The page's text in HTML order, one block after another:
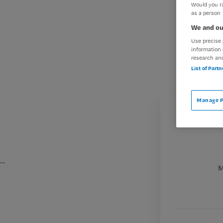
…
Would you
as a person
We and
Use
information
research
List of
Manage